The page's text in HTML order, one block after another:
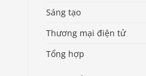
Sáng tạo
Thương mại điện tử
Tổng hợp